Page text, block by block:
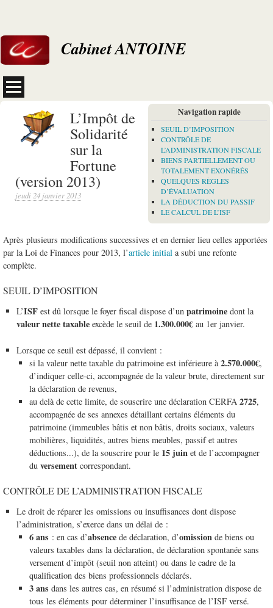
Cabinet ANTOINE
Navigation rapide
SEUIL D’IMPOSITION
CONTRÔLE DE
L’ADMINISTRATION FISCALE
BIENS PARTIELLEMENT OU
TOTALEMENT EXONÉRÉS
QUELQUES RÈGLES
D’ÉVALUATION
LA DÉDUCTION DU PASSIF
LE CALCUL DE L’ISF
L’Impôt de
Solidarité
sur la
Fortune
(version 2013)
jeudi 24 janvier 2013
Après plusieurs modifications successives et en dernier lieu celles apportées
par la Loi de Finances pour 2013, l’article initial a subi une refonte
complète.
SEUIL D’IMPOSITION
L’ISFest dû lorsque le foyer fiscal dispose d’un patrimoinedont la
valeur nette taxableexcède le seuil de 1.300.000€au 1er janvier.
Lorsque ce seuil est dépassé, il convient :
si la valeur nette taxable du patrimoine est inférieure à2.570.000€,
d’indiquer celle-ci, accompagnée de la valeur brute, directement sur
la déclaration de revenus,
au delà de cette limite, de souscrire une déclaration CERFA2725,
accompagnée de ses annexes détaillant certains éléments du
patrimoine (immeubles bâtis et non bâtis, droits sociaux, valeurs
mobilières, liquidités, autres biens meubles, passif et autres
déductions...), de la souscrire pour le 15 juin et de l’accompagner
duversement correspondant.
CONTRÔLE DE L’ADMINISTRATION FISCALE
Le droit de réparer les omissions ou insuffisances dont dispose
l’administration, s’exerce dans un délai de :
6 ans : en cas d’absence de déclaration, d’omission de biens ou
valeurs taxables dans la déclaration, de déclaration spontanée sans
versement d’impôt (seuil non atteint) ou dans le cadre de la
qualification des biens professionnels déclarés.
3 ans dans les autres cas, en résumé si l’administration dispose de
tous les éléments pour déterminer l’insuffisance de l’ISF versé.